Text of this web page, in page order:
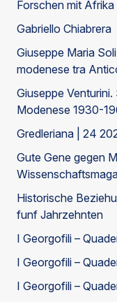
Forschen mit Afrika
Gabriello Chiabrera
Giuseppe Maria
modenese tra
Giuseppe
Modenese 1930-
Gredleriana | 24
Gute Gene gegen
Historische
funf Jahrzehnten
I Georgofili –
I Georgofili –
I Georgofili –